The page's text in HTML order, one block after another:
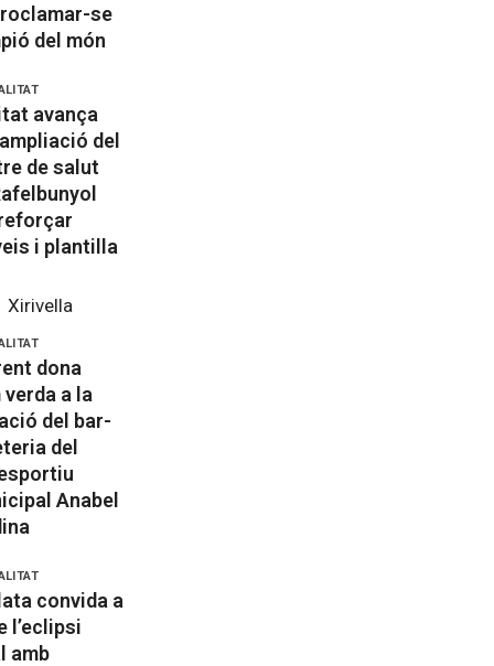
se
del món
avança
del
de salut
i plantilla
Xirivella
dona
a la
del bar-
del
Anabel
convida a
l’eclipsi
amb